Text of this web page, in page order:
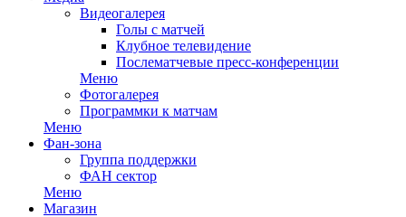
Видеогалерея
Голы с матчей
Клубное телевидение
Послематчевые пресс-конференции
Меню
Фотогалерея
Программки к матчам
Меню
Фан-зона
Группа поддержки
ФАН сектор
Меню
Магазин